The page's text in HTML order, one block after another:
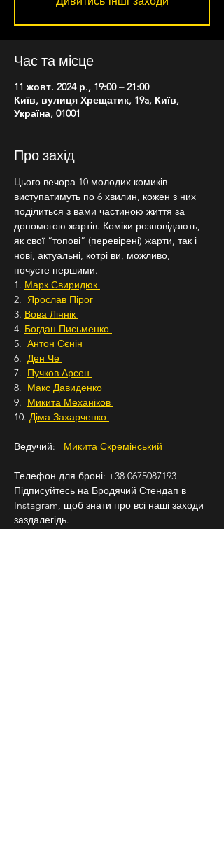
Час та місце
11 жовт. 2024 р., 19:00 – 21:00
Київ, вулиця Хрещатик, 19a, Київ,
Україна, 01001
Про захід
Цього вечора 10 молодих комиків
виступатимуть по 6 хвилин, кожен з них
поділиться з вами частиною життя за
допомогою жартів. Коміки розповідають,
як свої “топові” (перевірені) жарти, так і
нові, актуальні, котрі ви, можливо,
почуєте першими.
1. Марк Свиридюк
2. Ярослав Пірог
3. Вова Ліннік
4. Богдан Письменко
5. Антон Сєнін
6. Ден Че
7. Пучков Арсен
8. Макс Давиденко
9. Микита Механіков
10. Діма Захарченко
Ведучий: Микита Скремінський
Телефон для броні: +38 0675087193
Підписуйтесь на Бродячий Стендап в
Instagram, щоб знати про всі наші заходи
заздалегідь.